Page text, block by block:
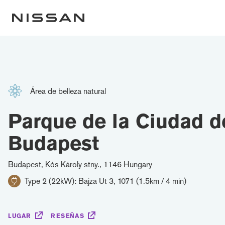
Área de belleza natural
Parque de la Ciudad
Budapest
Budapest, Kós Károly stny., 1146 Hungary
Type 2 (22kW): Bajza Ut 3, 1071 (1.5km / 4 min)
LUGAR RESEÑAS